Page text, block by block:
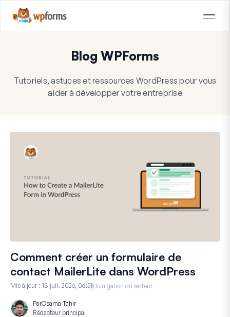
Blog WPForms
Tutoriels, astuces et ressources WordPress pour vous
aider à développer votre entreprise
Comment créer un formulaire de
contact MailerLite dans WordPress
Mis à jour : 13 juil. 2026, 06:51 Divulgation du lecteur
ParOsama Tahir
Rédacteur principal